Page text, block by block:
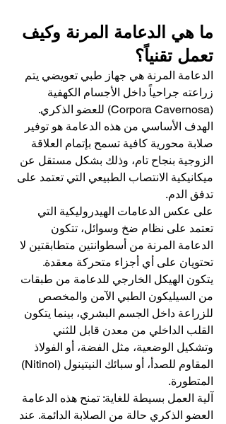
ما هي الدعامة المرنة وكيف
تعمل تقنياً؟
الدعامة المرنة هي جهاز طبي تعويضي يتم
زراعته جراحياً داخل الأجسام الكهفية
(Corpora Cavernosa) للعضو الذكري.
الهدف الأساسي من هذه الدعامة هو توفير
صلابة محورية كافية تسمح بإتمام العلاقة
الزوجية بنجاح تام، وذلك بشكل مستقل عن
ميكانيكية الانتصاب الطبيعي التي تعتمد على
تدفق الدم.
على عكس الدعامات الهيدروليكية التي
تعتمد على نظام ضخ وسوائل، تتكون
الدعامة المرنة من أسطوانتين متطابقتين لا
تحتويان على أي أجزاء متحركة معقدة.
يتكون الهيكل الخارجي للدعامة من طبقات
من السيليكون الطبي الآمن والمخصص
للزراعة داخل الجسم البشري، بينما يتكون
القلب الداخلي من معدن قابل للثني
وتشكيل الوضعية، مثل الفضة، أو الفولاذ
المقاوم للصدأ، أو سبائك النيتينول (Nitinol)
المتطورة.
آلية العمل بسيطة للغاية: تمنح هذه الدعامة
العضو الذكري حالة من الصلابة الدائمة. عند